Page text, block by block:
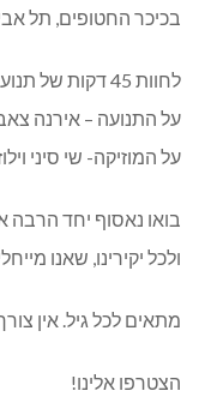
בכיכר החטופים, תל
לחוות 45 דקות של תנועה חופשית ומוזיקה LIVE.
על התנועה – אירנה
על המוזיקה- שי סיני
בואו נאסוף יחד הרבה
ולכל יקירינו, שאנו
מתאים לכל גיל. אין
הצטרפו אלינו!